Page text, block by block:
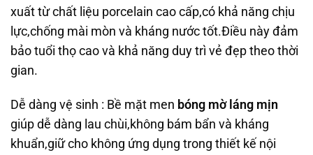
xuất từ chất liệu porcelain cao cấp,có khả năng chịu
lực,chống mài mòn và kháng nước tốt.Điều này đảm
bảo tuổi thọ cao và khả năng duy trì vẻ đẹp theo thời
gian.
Dễ dàng vệ sinh : Bề mặt men bóng mờ láng mịn
giúp dễ dàng lau chùi,không bám bẩn và kháng
khuẩn,giữ cho không ứng dụng trong thiết kế nội